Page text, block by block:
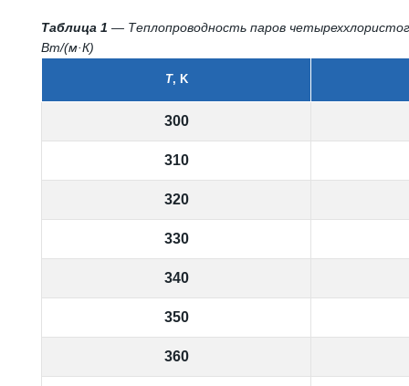
Таблица 1 — Теплопроводность паров
Вт/(м·К)
T, K
300
310
320
330
340
350
360